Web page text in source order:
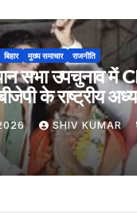
बिहार मुख्य समाचार राजनीति
सभा उपचुनाव में
के राष्ट्रीय
SHIV KUMAR